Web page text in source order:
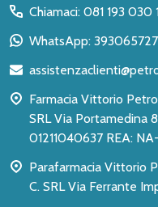
del
piè
pagina
Chiamaci: 081 193 030
WhatsApp:
Farmacia Vittorio
SRL Via Portamedina 8, 80134 - Napoli NA
01211040637 REA:
Parafarmacia Vittorio
C. SRL Via Ferrante